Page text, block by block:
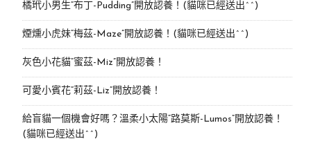
橘玳小男生“布丁-Pudding”開放認養！(貓咪已經送出^^)
煙燻小虎妹“梅茲-Maze”開放認養！(貓咪已經送出^^)
灰色小花貓“蜜茲-Miz”開放認養！
可愛小賓花“莉茲-Liz”開放認養！
給盲貓一個機會好嗎？溫柔小太陽“路莫斯-Lumos”開放認養！
(貓咪已經送出^^)